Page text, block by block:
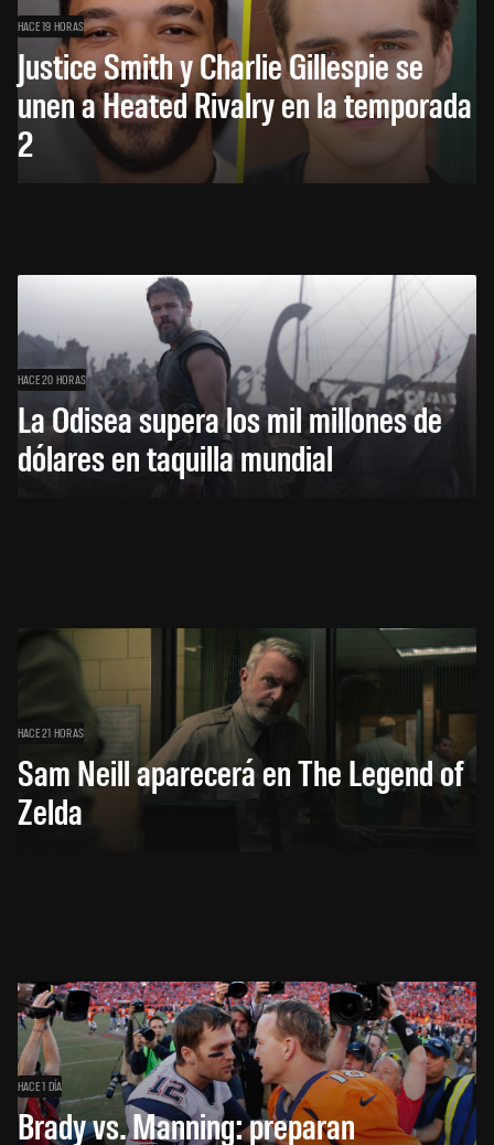
HACE 19 HORAS
Justice Smith y Charlie Gillespie se
unen a Heated Rivalry en la temporada
2
HACE 20 HORAS
La Odisea supera los mil millones de
dólares en taquilla mundial
HACE 21 HORAS
Sam Neill aparecerá en The Legend of
Zelda
HACE 1 DÍA
Brady vs. Manning: preparan